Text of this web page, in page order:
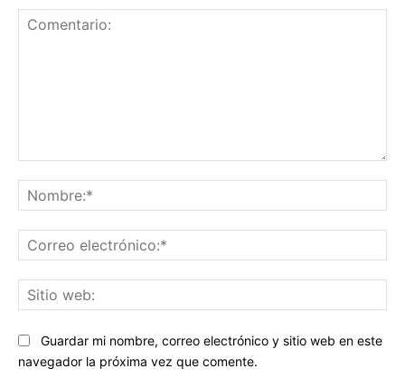
Guardar mi nombre, correo electrónico y sitio web en este
navegador la próxima vez que comente.